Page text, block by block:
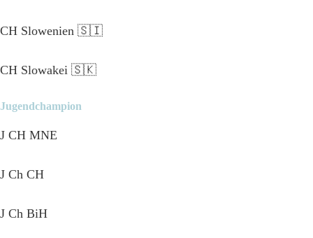
CH Slowenien 🇸🇮
CH Slowakei 🇸🇰
Jugendchampion
J CH MNE
J Ch CH
J Ch BiH